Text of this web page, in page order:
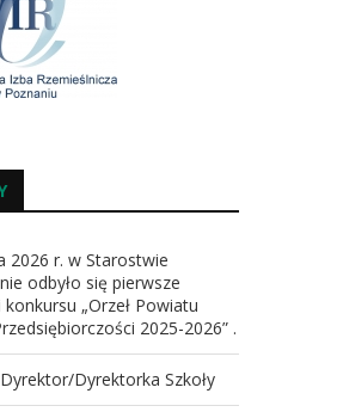
2026 r. w Starostwie
odbyło się pierwsze
„Orzeł Powiatu
2025-2026” .
Dyrektorka Szkoły